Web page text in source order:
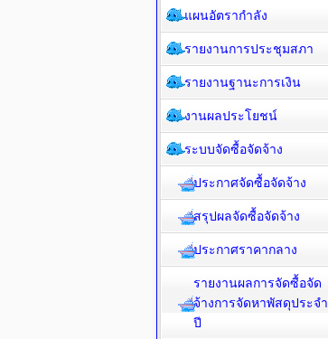
แผนอัตรากำลัง
รายงานการประชุมสภา
รายงานฐานะการเงิน
งานผลประโยชน์
ระบบจัดซื้อจัดจ้าง
ประกาศจัดซื้อจัดจ้าง
สรุปผลจัดซื้อจัดจ้าง
ประกาศราคากลาง
รายงานผลการจัดซื้อจัด
จ้างการจัดหาพัสดุประจำ
ปี